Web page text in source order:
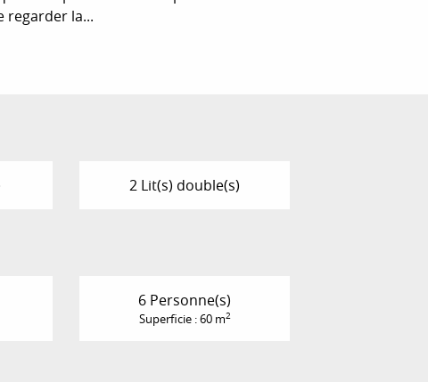
regarder la...
2 Lit(s) double(s)
6 Personne(s)
Superficie : 60 m2